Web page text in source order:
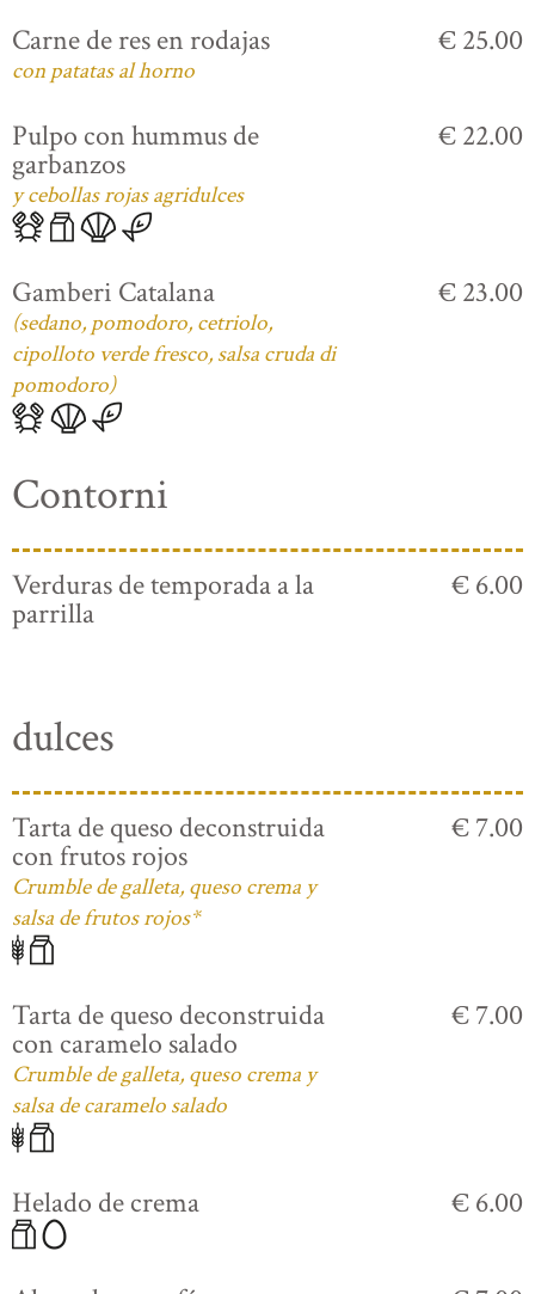
Carne de res en rodajas
con patatas al horno
€ 25.00
Pulpo con hummus de
garbanzos
y cebollas rojas agridulces
€ 22.00
Gamberi Catalana
(sedano, pomodoro, cetriolo,
cipolloto verde fresco, salsa cruda di
pomodoro)
€ 23.00
Contorni
Verduras de temporada a la
parrilla
€ 6.00
dulces
Tarta de queso deconstruida
con frutos rojos
Crumble de galleta, queso crema y
salsa de frutos rojos*
€ 7.00
Tarta de queso deconstruida
con caramelo salado
Crumble de galleta, queso crema y
salsa de caramelo salado
€ 7.00
Helado de crema € 6.00